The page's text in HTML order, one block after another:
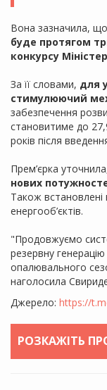
Вона зазначила, що
буде протягом
конкурсу
За її словами, для
стимулюючий
забезпечення
становитиме до
років після
Прем’єрка
нових
Також
енергооб’єктів.
"Продовжуємо
резервну
опалювального
наголосила
Джерело: https://
РОЗКАЖІТЬ